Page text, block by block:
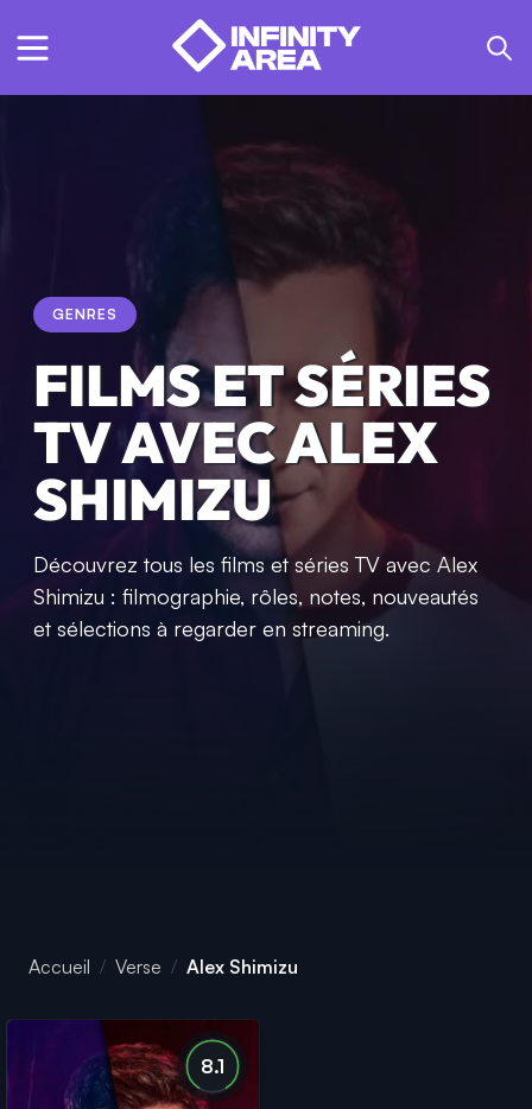
GENRES
FILMS ET SÉRIES
TV AVEC ALEX
SHIMIZU
Découvrez tous les films et séries TV avec Alex
Shimizu : filmographie, rôles, notes, nouveautés
et sélections à regarder en streaming.
Accueil Verse Alex Shimizu
8.1